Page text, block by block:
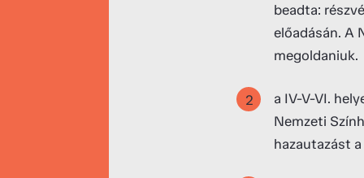
beadta:
előadásán. A
megoldaniuk.
a IV-V-VI.
Nemzeti
hazautazást